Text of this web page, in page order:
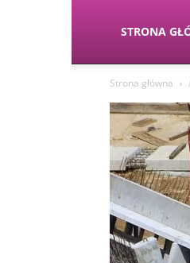
STRONA
Strona główna